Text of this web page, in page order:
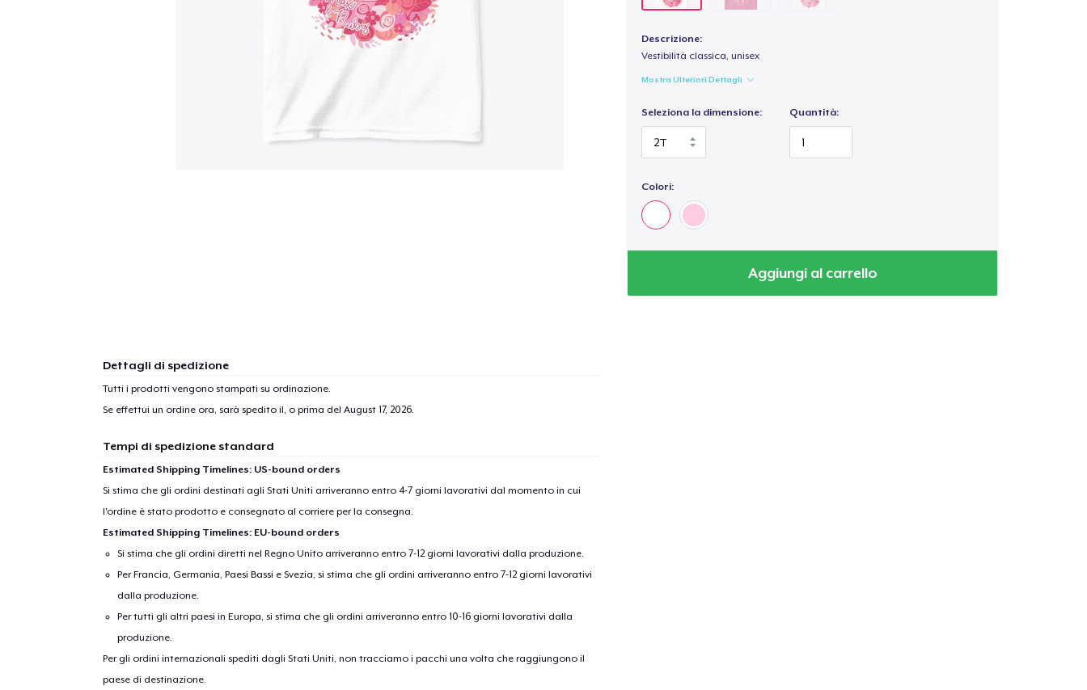
Descrizione:
Vestibilità classica, unisex
Mostra Ulteriori Dettagli
Seleziona la dimensione: Quantità:
Colori:
Aggiungi al carrello
Dettagli di spedizione
Tutti i prodotti vengono stampati su ordinazione.
Se effettui un ordine ora, sarà spedito il, o prima del August 17, 2026.
Tempi di spedizione standard
Estimated Shipping Timelines: US-bound orders
Si stima che gli ordini destinati agli Stati Uniti arriveranno entro 4-7 giorni lavorativi dal momento in cui
l'ordine è stato prodotto e consegnato al corriere per la consegna.
Estimated Shipping Timelines: EU-bound orders
Si stima che gli ordini diretti nel Regno Unito arriveranno entro 7-12 giorni lavorativi dalla produzione.
Per Francia, Germania, Paesi Bassi e Svezia, si stima che gli ordini arriveranno entro 7-12 giorni lavorativi
dalla produzione.
Per tutti gli altri paesi in Europa, si stima che gli ordini arriveranno entro 10-16 giorni lavorativi dalla
produzione.
Per gli ordini internazionali spediti dagli Stati Uniti, non tracciamo i pacchi una volta che raggiungono il
paese di destinazione.